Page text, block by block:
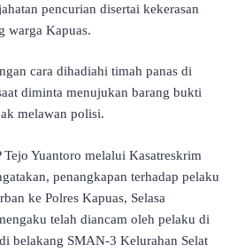
pencurian disertai kekerasan
warga Kapuas.
cara dihadiahi timah panas di
diminta menujukan barang bukti
melawan polisi.
Yuantoro melalui Kasatreskrim
penangkapan terhadap pelaku
ke Polres Kapuas, Selasa
telah diancam oleh pelaku di
belakang SMAN-3 Kelurahan Selat